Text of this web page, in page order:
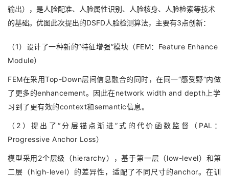
输出），是人脸配准、人脸属性识别、人脸核身、人脸检索等技术
的基础。优图此次提出的DSFD人脸检测算法，主要有3点创新：
（1）设计了一种新的“特征增强”模块（FEM：Feature Enhance
Module）
FEM在采用Top-Down层间信息融合的同时，在同一“感受野”内做
了更多的enhancement。因此在network width and depth上学
习到了更有效的context和semantic信息。
（2）提出了“分层锚点渐进”式的代价函数监督（PAL：
Progressive Anchor Loss）
模型采用2个层级（hierarchy），基于第一层（low-level）和第
二层（high-level）的差异性，适配了不同尺寸的anchor。在训